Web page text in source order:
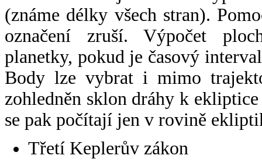
(známe délky všech stran).
označení zruší. Výpočet
planetky, pokud je časový
Body lze vybrat i mimo
zohledněn sklon dráhy k
se pak počítají jen v rovině
Třetí Keplerův zákon